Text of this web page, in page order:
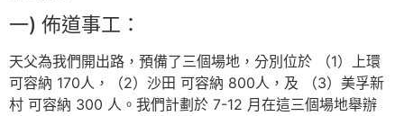
一) 佈道事工：
天父為我們開出路，預備了三個場地，分別位於 （1）上環
可容納 170人，（2）沙田 可容納 800人，及 （3）美孚新
村 可容納 300 人。我們計劃於 7-12 月在這三個場地舉辦